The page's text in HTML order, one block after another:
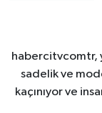
habercitvcomtr,
sadelik ve
kaçınıyor ve